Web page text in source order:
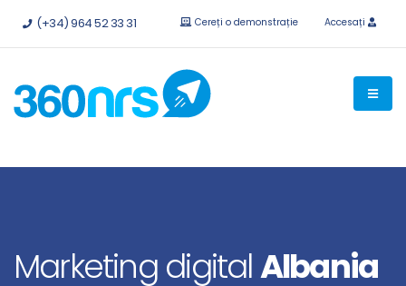
Încercați gratuit fără obligații. API-uri și integrări disponibile.
(+34) 964 52 33 31 Cereți o demonstrație Accesați
Marketing digitalAlbania